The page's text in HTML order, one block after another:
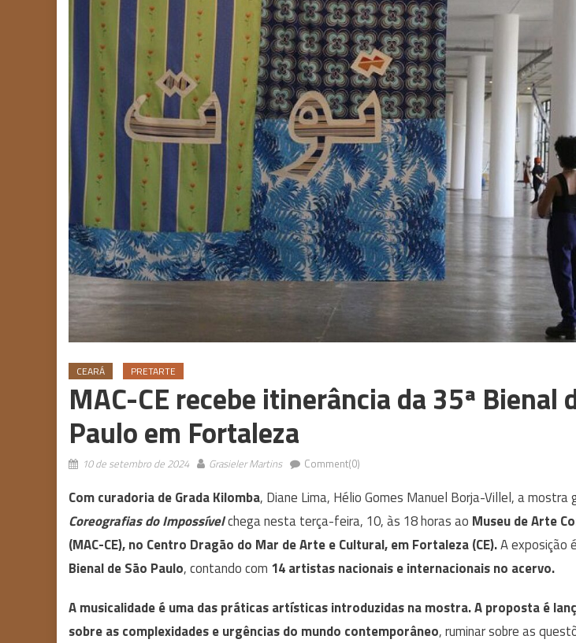
CEARÁ PRETARTE
MAC-CE recebe itinerância da 35ª Bienal
Paulo em Fortaleza
10 de setembro de 2024 Grasieler Martins Comment(0)
Com curadoria de Grada Kilomba, Diane Lima, Hélio Gomes Manuel Borja-Villel, a
Coreografias do Impossívelchega nesta terça-feira, 10, às 18 horas ao Museu de Arte
(MAC-CE), no Centro Dragão do Mar de Arte e Cultural, em Fortaleza (CE).A exposição
Bienal de São Paulo, contando com 14 artistas nacionais e internacionais no acervo.
A musicalidade é uma das práticas artísticas introduzidas na mostra. A proposta é
sobre as complexidades e urgências do mundo contemporâneo, ruminar sobre as